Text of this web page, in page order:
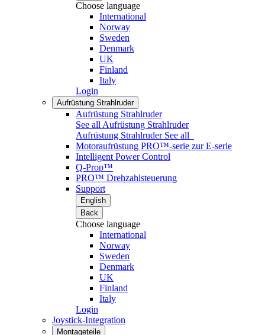
Choose language
International
Norway
Sweden
Denmark
UK
Finland
Italy
Login
Aufrüstung Strahlruder
Aufrüstung Strahlruder
See all Aufrüstung Strahlruder
Aufrüstung Strahlruder See all
Motoraufrüstung PRO™-serie zur E-serie
Intelligent Power Control
Q-Prop™
PRO™ Drehzahlsteuerung
Support
English
Back
Choose language
International
Norway
Sweden
Denmark
UK
Finland
Italy
Login
Joystick-Integration
Montageteile